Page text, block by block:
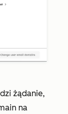
żądanie,
na